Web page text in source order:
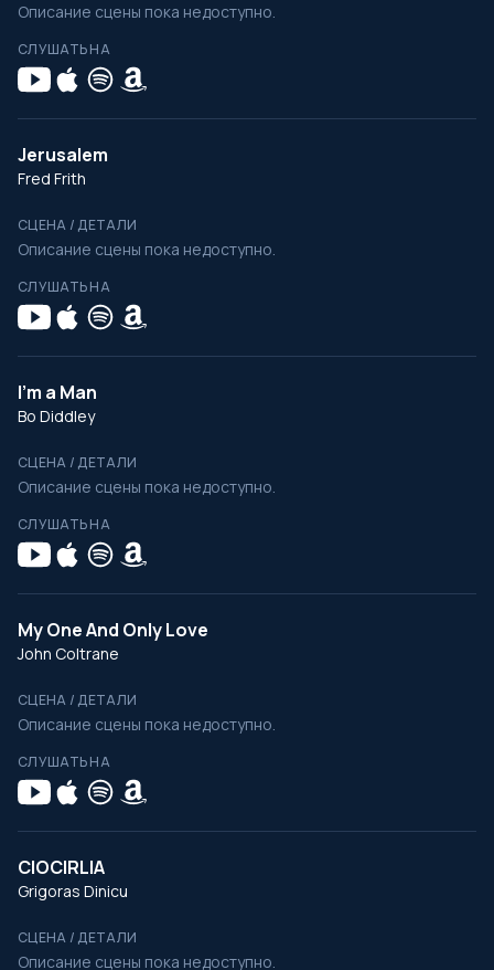
Описание сцены пока недоступно.
СЛУШАТЬ НА
Jerusalem
Fred Frith
СЦЕНА / ДЕТАЛИ
Описание сцены пока недоступно.
СЛУШАТЬ НА
I'm a Man
Bo Diddley
СЦЕНА / ДЕТАЛИ
Описание сцены пока недоступно.
СЛУШАТЬ НА
My One And Only Love
John Coltrane
СЦЕНА / ДЕТАЛИ
Описание сцены пока недоступно.
СЛУШАТЬ НА
CIOCIRLIA
Grigoras Dinicu
СЦЕНА / ДЕТАЛИ
Описание сцены пока недоступно.